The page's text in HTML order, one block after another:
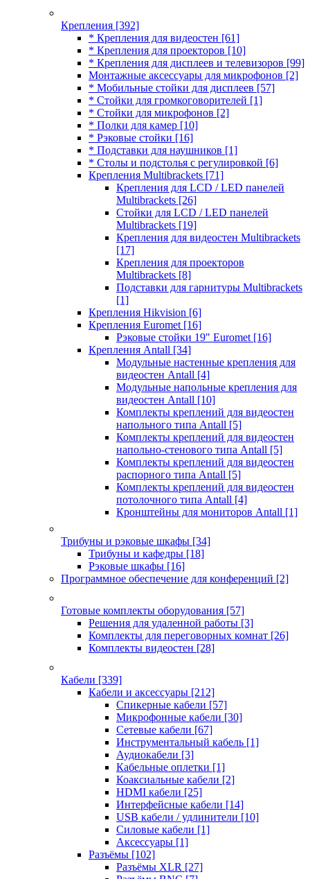
Крепления [392]
* Крепления для видеостен [61]
* Крепления для проекторов [10]
* Крепления для дисплеев и телевизоров [99]
Монтажные аксессуары для микрофонов [2]
* Мобильные стойки для дисплеев [57]
* Стойки для громкоговорителей [1]
* Стойки для микрофонов [2]
* Полки для камер [10]
* Рэковые стойки [16]
* Подставки для наушников [1]
* Столы и подстолья с регулировкой [6]
Крепления Multibrackets [71]
Крепления для LCD / LED панелей
Multibrackets [26]
Стойки для LCD / LED панелей
Multibrackets [19]
Крепления для видеостен Multibrackets
[17]
Крепления для проекторов
Multibrackets [8]
Подставки для гарнитуры Multibrackets
[1]
Крепления Hikvision [6]
Крепления Euromet [16]
Рэковые стойки 19" Euromet [16]
Крепления Antall [34]
Модульные настенные крепления для
видеостен Antall [4]
Модульные напольные крепления для
видеостен Antall [10]
Комплекты креплений для видеостен
напольного типа Antall [5]
Комплекты креплений для видеостен
напольно-стенового типа Antall [5]
Комплекты креплений для видеостен
распорного типа Antall [5]
Комплекты креплений для видеостен
потолочного типа Antall [4]
Кронштейны для мониторов Antall [1]
Трибуны и рэковые шкафы [34]
Трибуны и кафедры [18]
Рэковые шкафы [16]
Программное обеспечение для конференций [2]
Готовые комплекты оборудования [57]
Решения для удаленной работы [3]
Комплекты для переговорных комнат [26]
Комплекты видеостен [28]
Кабели [339]
Кабели и аксессуары [212]
Спикерные кабели [57]
Микрофонные кабели [30]
Сетевые кабели [67]
Инструментальный кабель [1]
Аудиокабели [3]
Кабельные оплетки [1]
Коаксиальные кабели [2]
HDMI кабели [25]
Интерфейсные кабели [14]
USB кабели / удлинители [10]
Силовые кабели [1]
Аксессуары [1]
Разъёмы [102]
Разъёмы XLR [27]